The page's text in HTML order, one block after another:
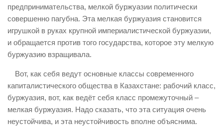
предпринимательства, мелкой буржуазии политически
совершенно пагубна. Эта мелкая буржуазия становится
игрушкой в руках крупной империалистической буржуазии,
и обращается против того государства, которое эту мелкую
буржуазию взращивала.
Вот, как себя ведут основные классы современного
капиталистического общества в Казахстане: рабочий класс,
буржуазия, вот, как ведёт себя класс промежуточный –
мелкая буржуазия. Надо сказать, что эта ситуация очень
неустойчива, и эта неустойчивость вполне объяснима.